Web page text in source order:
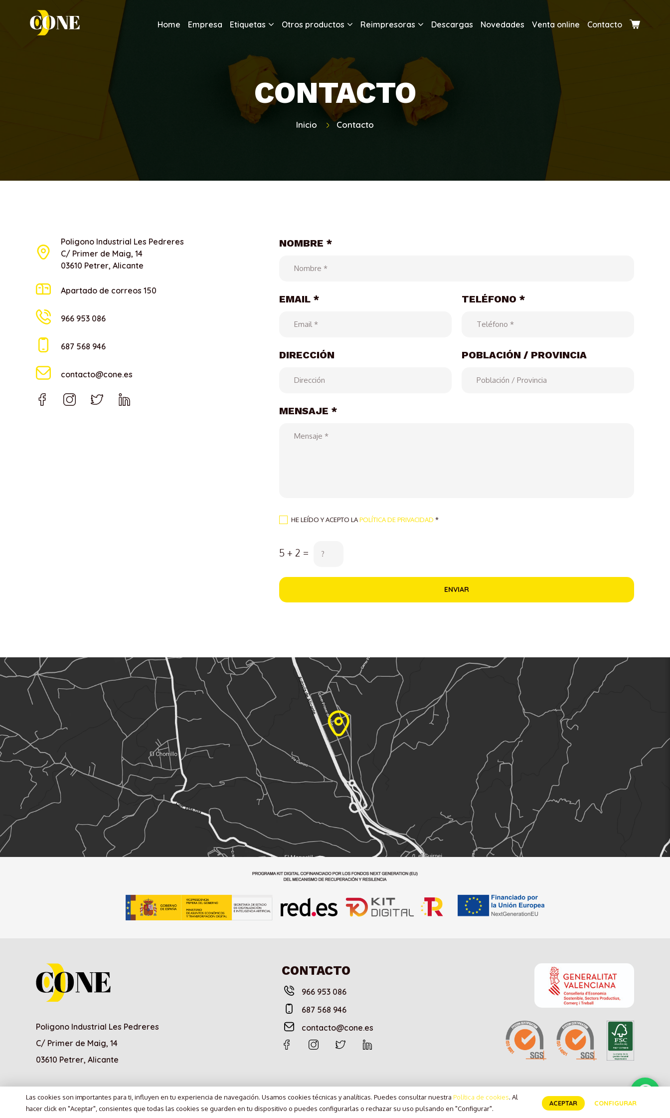
Home Empresa Etiquetas Otros productos Reimpresoras Descargas Novedades Venta online Contacto
CONTACTO
Inicio Contacto
Poligono Industrial Les Pedreres
C/ Primer de Maig, 14
03610 Petrer, Alicante
Apartado de correos 150
966 953 086
687 568 946
contacto@cone.es
NOMBRE *
EMAIL * TELÉFONO *
DIRECCIÓN POBLACIÓN / PROVINCIA
MENSAJE *
HE LEÍDO Y ACEPTO LAPOLÍTICA DE PRIVACIDAD *
5 + 2 =
ENVIAR
Poligono Industrial Les Pedreres
C/ Primer de Maig, 14
03610 Petrer, Alicante
CONTACTO
966 953 086
687 568 946
contacto@cone.es
Política de Cookies Política de Privacidad Aviso Legal Condiciones de compra Sitemap Desarrollado por Verkia ®
Las cookies son importantes para ti, influyen en tu experiencia de navegación. Usamos cookies técnicas y analíticas. Puedes consultar nuestra Política de cookies. Al
hacer click en "Aceptar", consientes que todas las cookies se guarden en tu dispositivo o puedes configurarlas o rechazar su uso pulsando en "Configurar".
ACEPTAR CONFIGURAR